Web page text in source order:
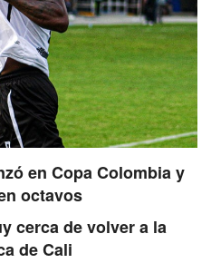
en Copa Colombia y
octavos
cerca de volver a la
de Cali